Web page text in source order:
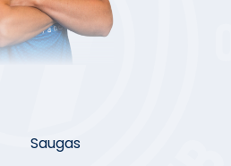
Saugas